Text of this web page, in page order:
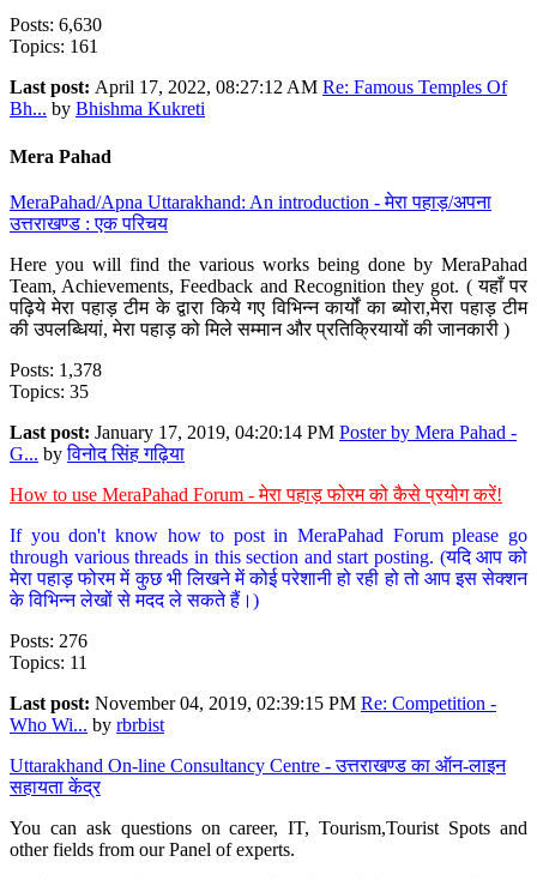
Posts: 6,630
Topics: 161
Last post: April 17, 2022, 08:27:12 AM Re: Famous Temples Of
Bh... by Bhishma Kukreti
Mera Pahad
MeraPahad/Apna Uttarakhand: An introduction - मेरा पहाड़/अपना
उत्तराखण्ड : एक परिचय
Here you will find the various works being done by MeraPahad
Team, Achievements, Feedback and Recognition they got. ( यहाँ पर
पढ़िये मेरा पहाड़ टीम के द्वारा किये गए विभिन्न कार्यों का ब्योरा,मेरा पहाड़ टीम
की उपलब्धियां, मेरा पहाड़ को मिले सम्मान और प्रतिक्रियायों की जानकारी )
Posts: 1,378
Topics: 35
Last post: January 17, 2019, 04:20:14 PM Poster by Mera Pahad -
G... byविनोद सिंह गढ़िया
How to use MeraPahad Forum - मेरा पहाड़ फोरम को कैसे प्रयोग करें!
If you don't know how to post in MeraPahad Forum please go
through various threads in this section and start posting. (यदि आप को
मेरा पहाड़ फोरम में कुछ भी लिखने में कोई परेशानी हो रही हो तो आप इस सेक्शन
के विभिन्न लेखों से मदद ले सकते हैं।)
Posts: 276
Topics: 11
Last post: November 04, 2019, 02:39:15 PM Re: Competition -
Who Wi... by rbrbist
Uttarakhand On-line Consultancy Centre - उत्तराखण्ड का ऑन-लाइन
सहायता केंद्र
You can ask questions on career, IT, Tourism,Tourist Spots and
other fields from our Panel of experts.